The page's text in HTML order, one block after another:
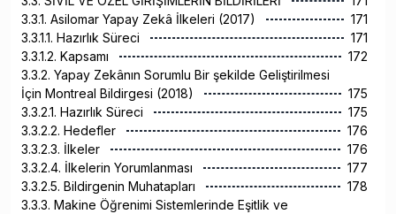
3.3.1. Asilomar Yapay Zekâ İlkeleri (2017)
171
3.3.1.1. Hazırlık Süreci
171
3.3.1.2. Kapsamı
172
3.3.2. Yapay Zekânın Sorumlu Bir şekilde Geliştirilmesi
İçin Montreal Bildirgesi (2018)
175
3.3.2.1. Hazırlık Süreci
175
3.3.2.2. Hedefler
176
3.3.2.3. İlkeler
176
3.3.2.4. İlkelerin Yorumlanması
177
3.3.2.5. Bildirgenin Muhatapları
178
3.3.3. Makine Öğrenimi Sistemlerinde Eşitlik ve